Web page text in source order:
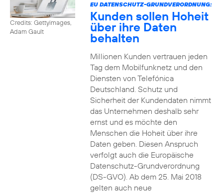
Credits: Gettyimages,
Adam Gault
EU DATENSCHUTZ-GRUNDVERORDNUNG:
Kunden sollen Hoheit
über ihre Daten
behalten
Millionen Kunden vertrauen jeden
Tag dem Mobilfunknetz und den
Diensten von Telefónica
Deutschland. Schutz und
Sicherheit der Kundendaten nimmt
das Unternehmen deshalb sehr
ernst und es möchte den
Menschen die Hoheit über ihre
Daten geben. Diesen Anspruch
verfolgt auch die Europäische
Datenschutz-Grundverordnung
(DS-GVO). Ab dem 25. Mai 2018
gelten auch neue